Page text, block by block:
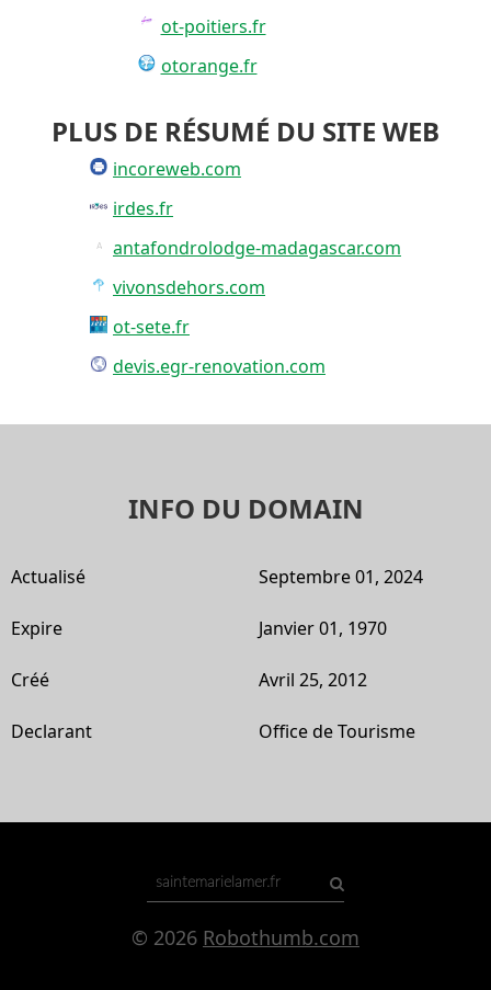
ot-poitiers.fr
otorange.fr
PLUS DE RÉSUMÉ DU SITE WEB
incoreweb.com
irdes.fr
antafondrolodge-madagascar.com
vivonsdehors.com
ot-sete.fr
devis.egr-renovation.com
INFO DU DOMAIN
Actualisé Septembre 01, 2024
Expire Janvier 01, 1970
Créé Avril 25, 2012
Declarant Office de Tourisme
© 2026 Robothumb.com